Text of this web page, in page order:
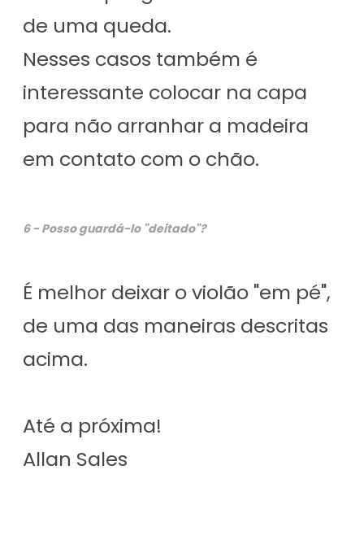
de uma queda.
Nesses casos também é
interessante colocar na capa
para não arranhar a madeira
em contato com o chão.
6 - Posso guardá-lo "deitado"?
É melhor deixar o violão "em pé",
de uma das maneiras descritas
acima.
Até a próxima!
Allan Sales